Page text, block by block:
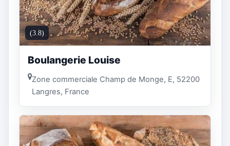
(3.8)
Boulangerie Louise
Zone commerciale Champ de Monge, E, 52200
Langres, France